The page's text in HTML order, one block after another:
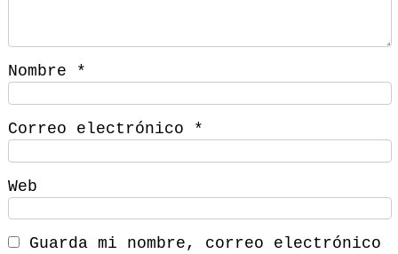
Nombre *
Correo electrónico *
Web
Guarda mi nombre, correo electrónico